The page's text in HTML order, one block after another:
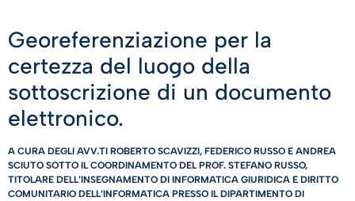
Georeferenziazione per la
certezza del luogo della
sottoscrizione di un documento
elettronico.
A CURA DEGLI AVV.TI ROBERTO SCAVIZZI, FEDERICO RUSSO E ANDREA
SCIUTO SOTTO IL COORDINAMENTO DEL PROF. STEFANO RUSSO,
TITOLARE DELL’INSEGNAMENTO DI INFORMATICA GIURIDICA E DIRITTO
COMUNITARIO DELL’INFORMATICA PRESSO IL DIPARTIMENTO DI